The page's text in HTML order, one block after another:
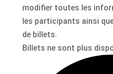
modifier toutes les
les participants ainsi
de billets.
Billets ne sont plus